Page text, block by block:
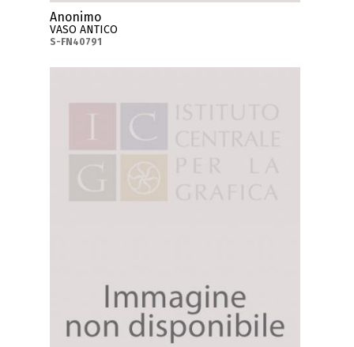
Anonimo
VASO ANTICO
S-FN40791